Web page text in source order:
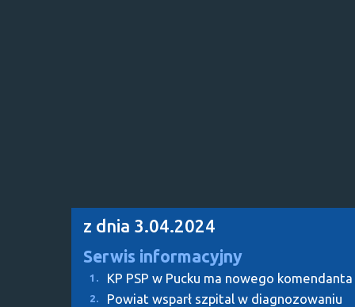
z dnia 3.04.2024
Serwis informacyjny
1. KP PSP w Pucku ma nowego komendanta
2.
Powiat wsparł szpital w diagnozowaniu